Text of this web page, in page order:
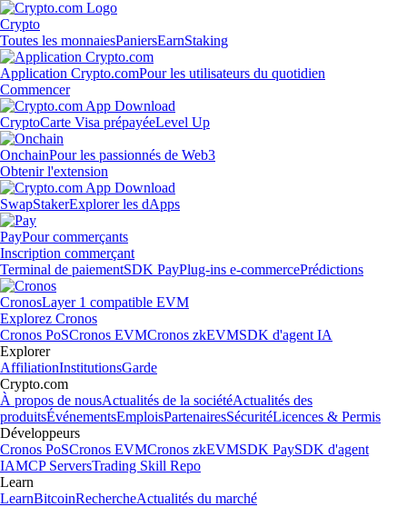
Crypto
Toutes les monnaiesPaniersEarnStaking
Application Crypto.comPour les utilisateurs du quotidien
Commencer
CryptoCarte Visa prépayéeLevel Up
OnchainPour les passionnés de Web3
Obtenir l'extension
SwapStakerExplorer les dApps
PayPour commerçants
Inscription commerçant
Terminal de paiementSDK PayPlug-ins e-commercePrédictions
CronosLayer 1 compatible EVM
Explorez Cronos
Cronos PoSCronos EVMCronos zkEVMSDK d'agent IA
Explorer
AffiliationInstitutionsGarde
Crypto.com
À propos de nousActualités de la sociétéActualités des
produitsÉvénementsEmploisPartenairesSécuritéLicences & Permis
Développeurs
Cronos PoSCronos EVMCronos zkEVMSDK PaySDK d'agent
IAMCP ServersTrading Skill Repo
Learn
LearnBitcoinRechercheActualités du marché